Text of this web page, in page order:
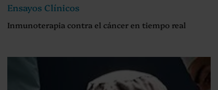
Ensayos Clínicos
Inmunoterapia contra el cáncer en tiempo real